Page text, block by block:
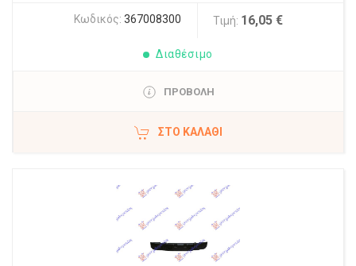
Κωδικός: 367008300 Τιμή: 16,05 €
Διαθέσιμο
ΠΡΟΒΟΛΗ
ΣΤΟ ΚΑΛΆΘΙ